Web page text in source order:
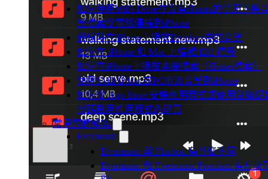
如何使用WiFi-Drive在沒有iTunes的情況下將
樂檔案從電腦傳輸到iPhone
離線時在iPhone上播放Dropbox中的音樂
如何在 iPhone 和 Mac 上編輯 ID3 標籤
如何在iPhone上播放本機檔案（iTunes檔案）
使用SMB從Mac或PC串流音樂到iPhone
如何從 App Store 安裝應用程式或使用兌換促
代碼啟用應用程式內購買
常見問題解答
Evermusic
Evermusic 與 Flacbox 有什麼不同
Evermusic 和 Evermusic Premium 有什麼